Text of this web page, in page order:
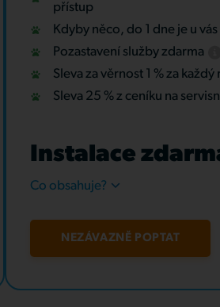
přístup
Kdyby něco, do 1 dne je u
Pozastavení služby zdarma
Sleva za věrnost 1 % za každý
Sleva 25 % z ceníku na
Instalace
Co obsahuje?
NEZÁVAZNĚ POPTAT